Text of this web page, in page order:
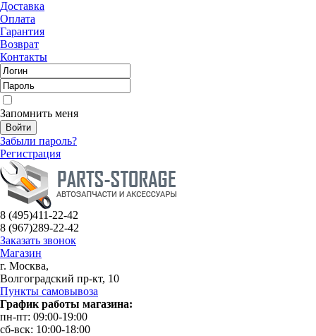
Доставка
Оплата
Гарантия
Возврат
Контакты
Запомнить меня
Забыли пароль?
Регистрация
8 (495)411-22-42
8 (967)289-22-42
Заказать звонок
Магазин
г. Москва,
Волгоградский пр-кт, 10
Пункты самовывоза
График работы магазина:
пн-пт: 09:00-19:00
сб-вск: 10:00-18:00